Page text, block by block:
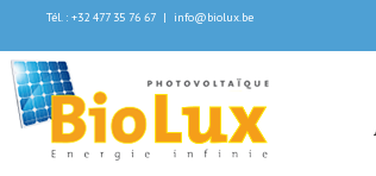
Tél. : +32 477 35 76 67 | info@biolux.be